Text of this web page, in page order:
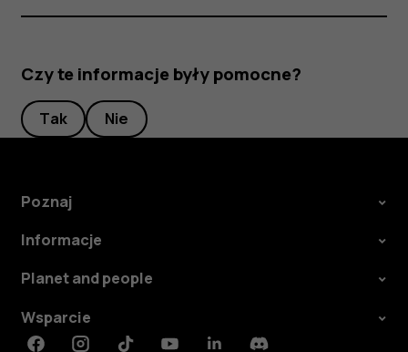
Czy te informacje były pomocne?
Tak Nie
Poznaj
Informacje
Planet and people
Wsparcie